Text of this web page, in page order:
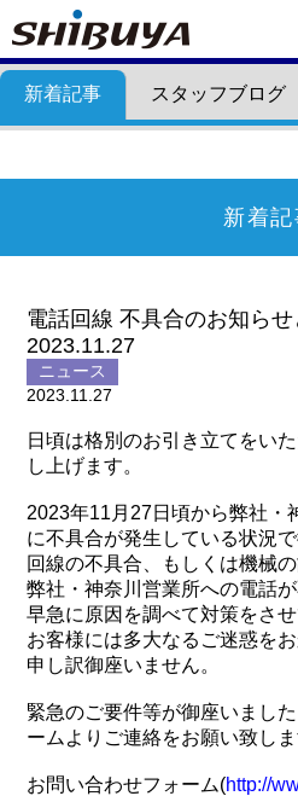
新着記事 スタッフブログ
新着記
電話回線 不具合のお知ら
2023.11.27
ニュース
2023.11.27
日頃は格別のお引き立てをい
し上げます。
2023年11月27日頃から弊社・
に不具合が発生している状況で
回線の不具合、もしくは機械
弊社・神奈川営業所への電話
早急に原因を調べて対策をさせ
お客様には多大なるご迷惑を
申し訳御座いません。
緊急のご要件等が御座いまし
ームよりご連絡をお願い致しま
お問い合わせフォーム(http://